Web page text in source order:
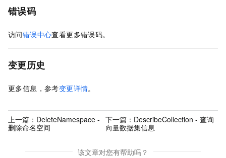
错误码
访问错误中心查看更多错误码。
变更历史
更多信息，参考变更详情。
上一篇： DeleteNamespace -
删除命名空间
下一篇： DescribeCollection - 查询
向量数据集信息
该文章对您有帮助吗？